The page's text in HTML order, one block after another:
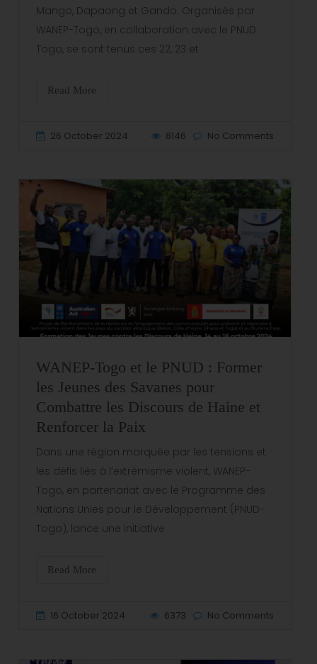
Mango, Dapaong et Gando. Organisés par
WANEP-Togo, en collaboration avec le PNUD
Togo, se sont tenus ces 22, 23 et
Read More
26 October 2024 8146 No Comments
WANEP-Togo et le PNUD : Former
les Jeunes des Savanes pour
Combattre les Discours de Haine et
Renforcer la Paix
Dans une région marquée par les tensions et
les défis liés à l’extrémisme violent, WANEP-
Togo, en partenariat avec le Programme des
Nations Unies pour le Développement (PNUD-
Togo), lance une initiative
Read More
16 October 2024 6373 No Comments